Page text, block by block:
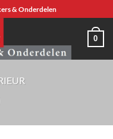
& Onderdelen
0